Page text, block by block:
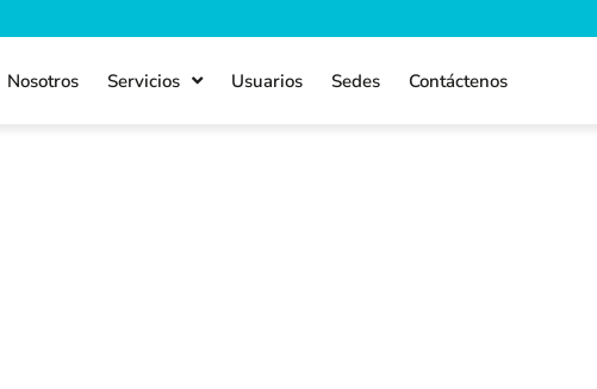
Nosotros Servicios Usuarios Sedes Contáctenos